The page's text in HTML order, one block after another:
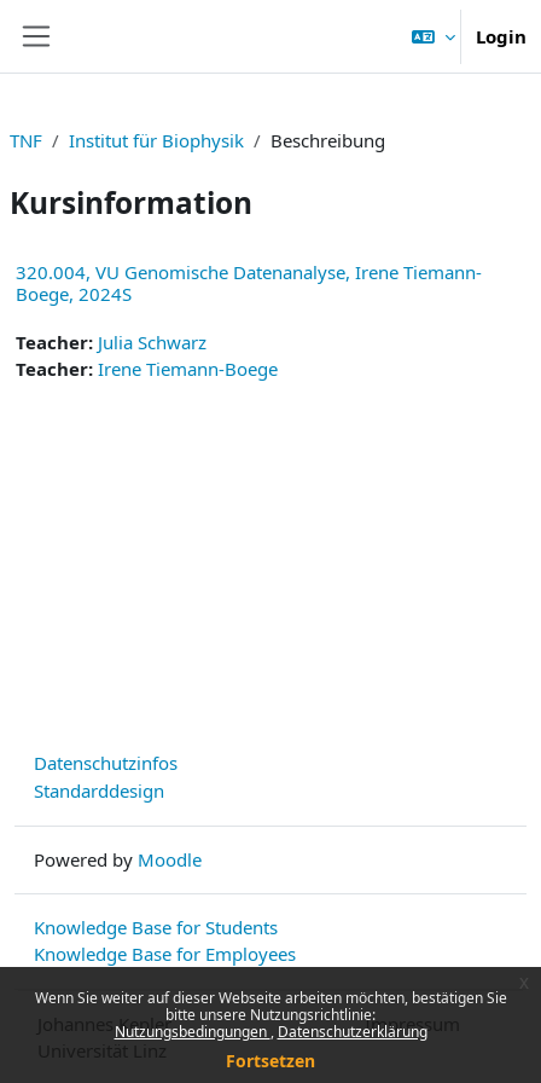
Wenn Sie weiter auf dieser Webseite arbeiten möchten, bestätigen Sie
bitte unsere Nutzungsrichtlinie:
Nutzungsbedingungen Datenschutzerklärung
Fortsetzen
Login
TNF Institut für Biophysik Beschreibung
Kursinformation
320.004, VU Genomische Datenanalyse, Irene Tiemann-
Boege, 2024S
Teacher: Julia Schwarz
Teacher: Irene Tiemann-Boege
Datenschutzinfos
Standarddesign
Powered by Moodle
Knowledge Base for Students
Knowledge Base for Employees
Johannes Kepler
Impressum